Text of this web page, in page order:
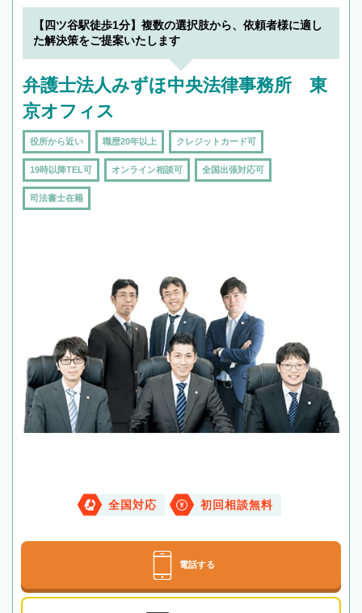
【四ツ谷駅徒歩1分】複数の選択肢から、依頼者様に適し
た解決策をご提案いたします
弁護士法人みずほ中央法律事務所 東
京オフィス
役所から近い 職歴20年以上 クレジットカード可
19時以降TEL可 オンライン相談可 全国出張対応可
司法書士在籍
全国対応 初回相談無料
電話する